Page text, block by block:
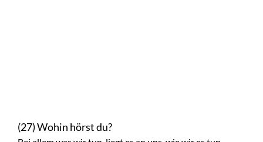
(27) Wohin hörst du?